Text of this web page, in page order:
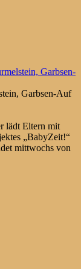
Garbsen-
Garbsen-Auf
lädt Eltern mit
„BabyZeit!“
mittwochs von